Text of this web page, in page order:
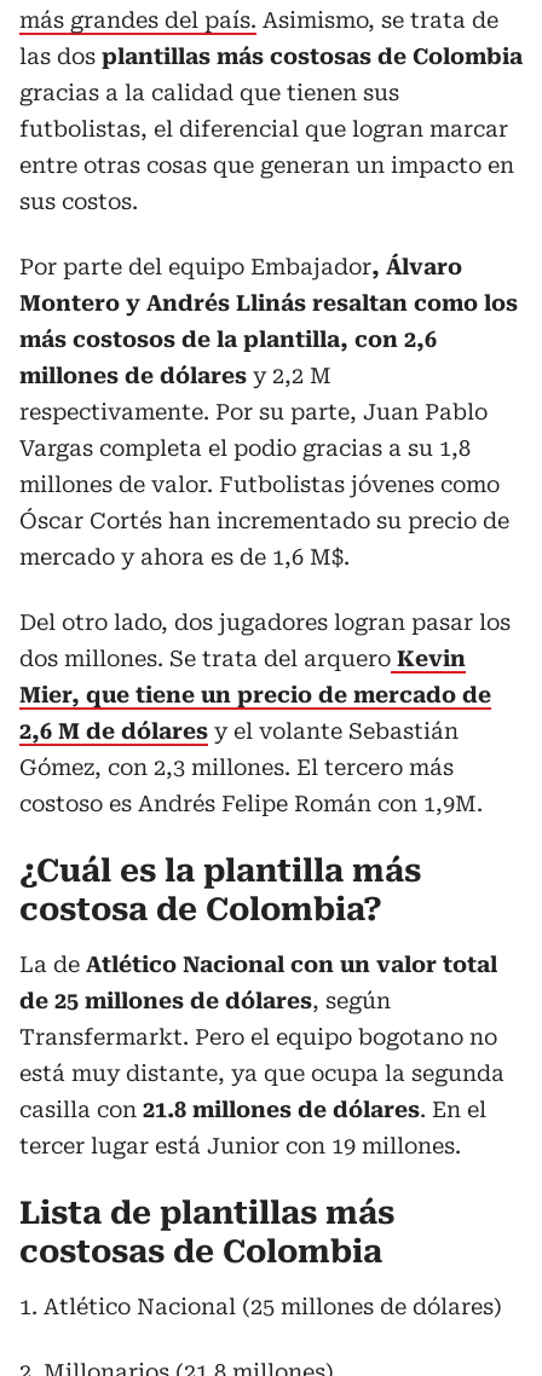
más grandes del país. Asimismo, se trata de
las dos plantillas más costosas de Colombia
gracias a la calidad que tienen sus
futbolistas, el diferencial que logran marcar
entre otras cosas que generan un impacto en
sus costos.
Por parte del equipo Embajador, Álvaro
Montero y Andrés Llinás resaltan como los
más costosos de la plantilla, con 2,6
millones de dólares y 2,2 M
respectivamente. Por su parte, Juan Pablo
Vargas completa el podio gracias a su 1,8
millones de valor. Futbolistas jóvenes como
Óscar Cortés han incrementado su precio de
mercado y ahora es de 1,6 M$.
Del otro lado, dos jugadores logran pasar los
dos millones. Se trata del arquero Kevin
Mier, que tiene un precio de mercado de
2,6 M de dólares y el volante Sebastián
Gómez, con 2,3 millones. El tercero más
costoso es Andrés Felipe Román con 1,9M.
¿Cuál es la plantilla más
costosa de Colombia?
La de Atlético Nacional con un valor total
de 25 millones de dólares, según
Transfermarkt. Pero el equipo bogotano no
está muy distante, ya que ocupa la segunda
casilla con 21.8 millones de dólares. En el
tercer lugar está Junior con 19 millones.
Lista de plantillas más
costosas de Colombia
1. Atlético Nacional (25 millones de dólares)